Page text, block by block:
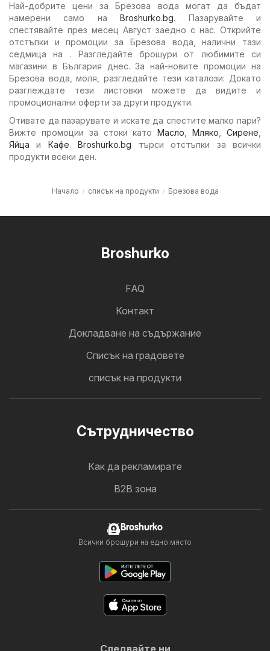
Най-добрите цени за Брезова вода могат да бъдат
намерени само наBroshurko.bg. Пазарувайте и
спестявайте през месец Август заедно с нас. Открийте
отстъпки и промоции за Брезова вода, налични тази
седмица на . Разгледайте брошури от любимите си
магазини в България днес. За най-новите промоции на
Брезова вода, моля, разгледайте тези каталози: Докато
разглеждате тези листовки можете да видите и
промоционални оферти за други продукти.
Отивате да пазарувате и искате да спестите малко пари?
Вижте промоции за стоки катоМасло ,Мляко ,Сирене
Яйца и Кафе.Broshurko.bg търси отстъпки за всички
продукти всеки ден.
Начало списък на продукти Брезова вода
Broshurko
FAQ
Контакт
Докладване на съдържание
Cписък на градовете
списък на продукти
Cътрудничество
Как да рекламирате
B2B зона
Broshurko
Всички брошури на едно място
Следвайте ни